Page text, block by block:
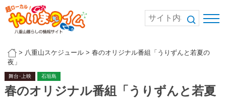
> 八重山スケジュール> 春のオリジナル番組「うりずんと若夏の
夜」
舞台･上映 石垣島
春のオリジナル番組「うりずんと若夏